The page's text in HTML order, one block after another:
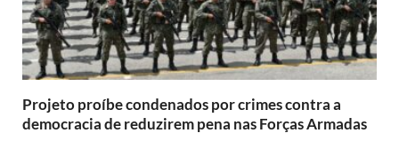
Projeto proíbe condenados por crimes contra a
democracia de reduzirem pena nas Forças Armadas